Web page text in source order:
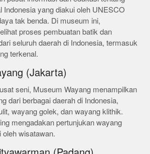
Indonesia yang diakui oleh UNESCO
tak benda. Di museum ini,
proses pembuatan batik dan
seluruh daerah di Indonesia, termasuk
terkenal.
(Jakarta)
seni, Museum Wayang menampilkan
dari berbagai daerah di Indonesia,
wayang golek, dan wayang klithik.
mengadakan pertunjukan wayang
oleh wisatawan.